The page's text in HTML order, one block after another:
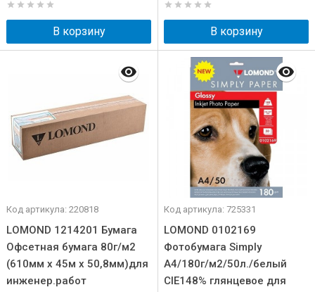
В корзину В корзину
Код артикула: 220818
LOMOND 1214201 Бумага
Офсетная бумага 80г/м2
(610мм х 45м х 50,8мм)для
инженер.работ
Код артикула: 725331
LOMOND 0102169
Фотобумага Simply
A4/180г/м2/50л./белый
CIE148% глянцевое для